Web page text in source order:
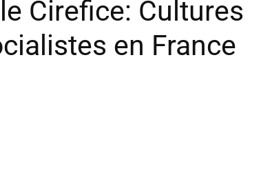
Cirefice: Cultures
en France